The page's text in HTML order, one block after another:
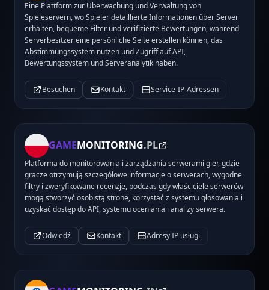
Eine Plattform zur Überwachung und Verwaltung von
Spieleservern, wo Spieler detaillierte Informationen über Server
erhalten, bequeme Filter und verifizierte Bewertungen, während
Serverbesitzer eine persönliche Seite erstellen können, das
Abstimmungssystem nutzen und Zugriff auf API,
Bewertungssystem und Serveranalytik haben.
Besuchen Kontakt Service-IP-Adressen
GAMEMONITORING.PL
Platforma do monitorowania i zarządzania serwerami gier, gdzie
gracze otrzymują szczegółowe informacje o serwerach, wygodne
filtry i zweryfikowane recenzje, podczas gdy właściciele serwerów
mogą stworzyć osobistą stronę, korzystać z systemu głosowania i
uzyskać dostęp do API, systemu oceniania i analizy serwera.
Odwiedź Kontakt Adresy IP usługi